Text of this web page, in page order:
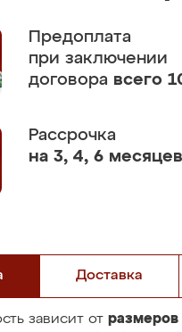
Предоплата
при заключении
договора всего
Рассрочка
на 3, 4, 6 месяцев
Доставка
зависит от размеров